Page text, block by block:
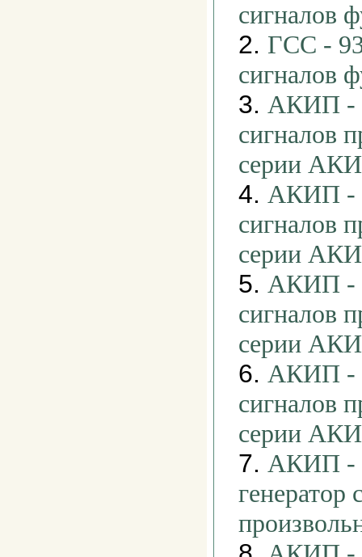
сигналов
2. ГСС -
сигналов
3. АКИП -
сигналов
серии
4. АКИП -
сигналов
серии
5. АКИП -
сигналов
серии
6. АКИП -
сигналов
серии
7. АКИП -
генератор